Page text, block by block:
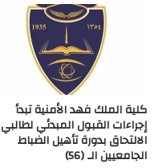
كلية الملك فهد الأمنية تبدأ
إجراءات القبول المبدئي لطالبي
الالتحاق بدورة تأهيل الضباط
الجامعيين الـ (56)